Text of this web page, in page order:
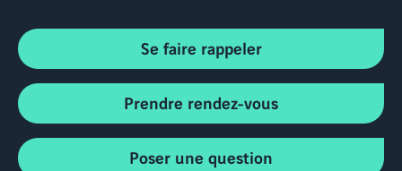
Se faire rappeler
Prendre rendez-vous
Poser une question